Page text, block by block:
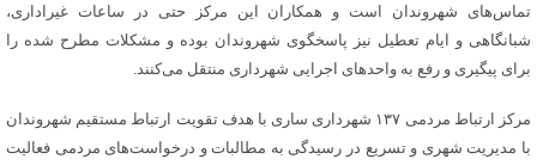
تماس‌های شهروندان است و همکاران این مرکز حتی در ساعات غیراداری،
شبانگاهی و ایام تعطیل نیز پاسخگوی شهروندان بوده و مشکلات مطرح شده را
برای پیگیری و رفع به واحدهای اجرایی شهرداری منتقل می‌کنند.
مرکز ارتباط مردمی ۱۳۷ شهرداری ساری با هدف تقویت ارتباط مستقیم شهروندان
با مدیریت شهری و تسریع در رسیدگی به مطالبات و درخواست‌های مردمی فعالیت